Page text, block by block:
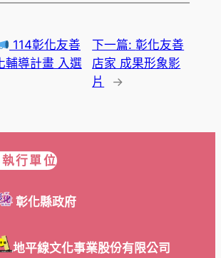
114彰化友善
輔導計畫 入選
下一篇:彰化友善
店家 成果形象影
片
→
行單位
彰化縣政府
地平線文化事業股份有限公司